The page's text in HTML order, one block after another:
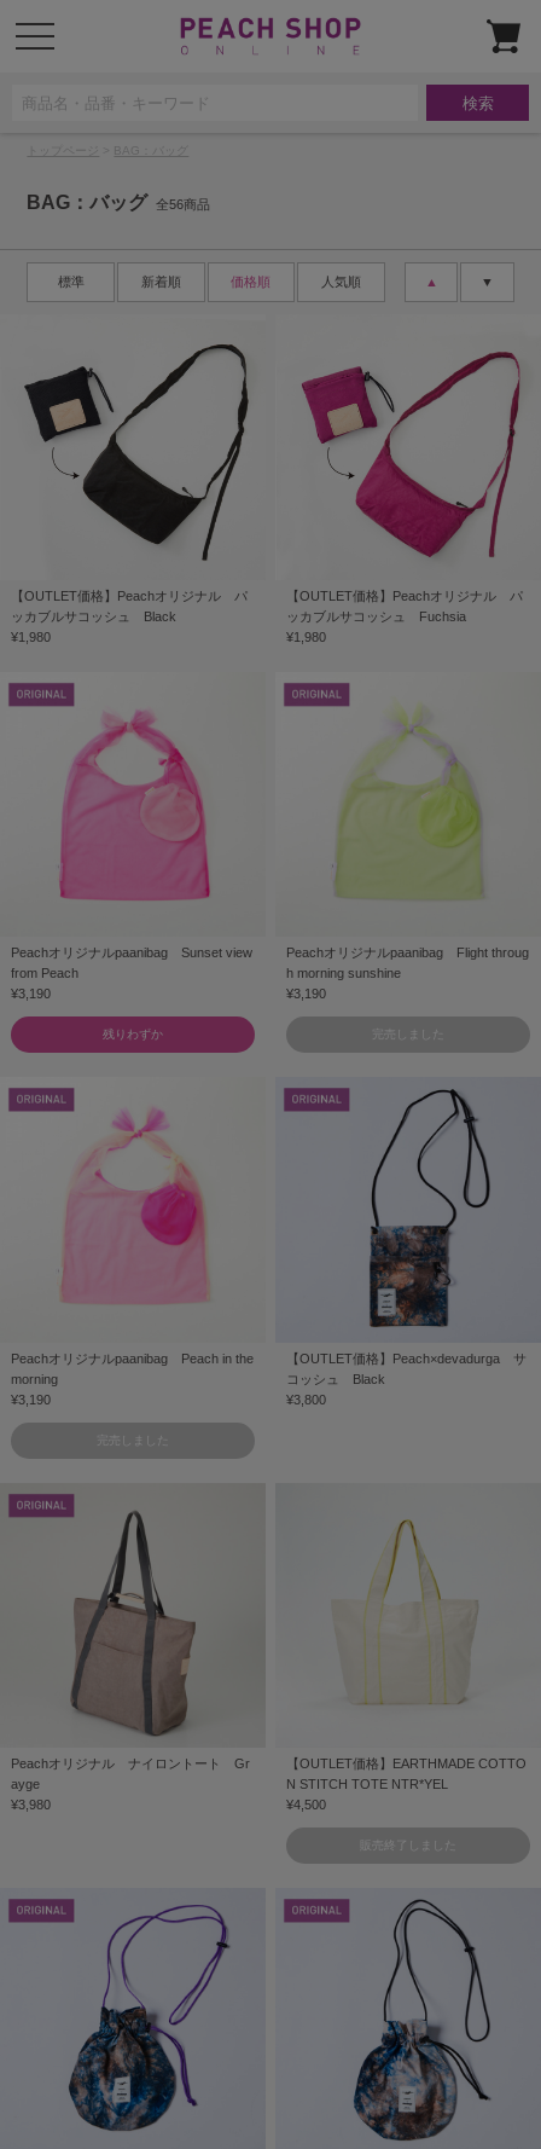
t
o
o
BAG：バッグ
BAG：バッグ 全56商品
標準 新着順 価格順 人気順 ▼
▲
【OUTLET価格】Peachオリジナル パ
ッカブルサコッシュ Black
¥1,980
【OUTLET価格】Peachオリジナル パ
ッカブルサコッシュ Fuchsia
¥1,980
Peachオリジナルpaanibag Sunset view
from Peach
¥3,190
残りわずか
Peachオリジナルpaanibag Flight throug
h morning sunshine
¥3,190
完売しました
Peachオリジナルpaanibag Peach in the
morning
¥3,190
完売しました
【OUTLET価格】Peach×devadurga サ
コッシュ Black
¥3,800
Peachオリジナル ナイロントート Gr
ayge
¥3,980
【OUTLET価格】EARTHMADE COTTO
N STITCH TOTE NTR*YEL
¥4,500
販売終了しました